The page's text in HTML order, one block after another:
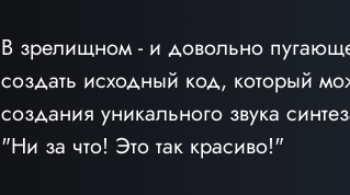
В зрелищном - и довольно
создать исходный код, который
создания уникального звука
"Ни за что! Это так красиво!"